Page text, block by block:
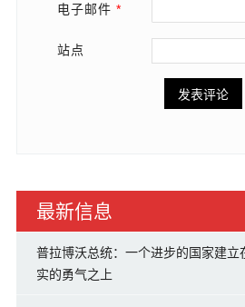
电子邮件 *
站点
最新信息
普拉博沃总统：一个进步的国家建立
实的勇气之上